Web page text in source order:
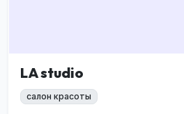
LA studio
салон красоты